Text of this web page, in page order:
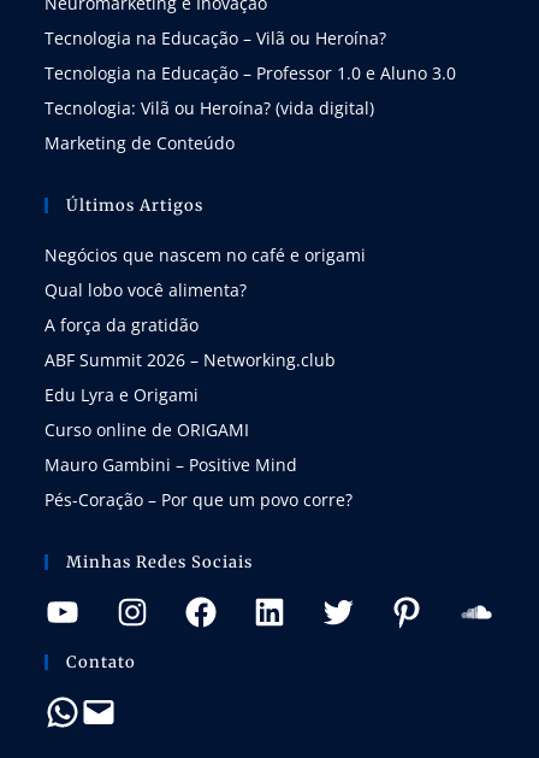
Tecnologia na Educação – Vilã ou Heroína?
Tecnologia na Educação – Professor 1.0 e Aluno 3.0
Tecnologia: Vilã ou Heroína? (vida digital)
Marketing de Conteúdo
Últimos Artigos
Negócios que nascem no café e origami
Qual lobo você alimenta?
A força da gratidão
ABF Summit 2026 – Networking.club
Edu Lyra e Origami
Curso online de ORIGAMI
Mauro Gambini – Positive Mind
Pés-Coração – Por que um povo corre?
Minhas Redes Sociais
Contato